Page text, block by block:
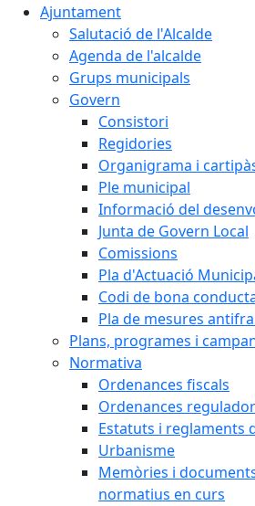
Ajuntament
Salutació de l'Alcalde
Agenda de l'alcalde
Grups municipals
Govern
Consistori
Regidories
Organigrama i
Ple municipal
Informació del
Junta de Govern Local
Comissions
Pla d'Actuació
Codi de bona
Pla de mesures
Plans, programes i
Normativa
Ordenances fiscals
Ordenances
Estatuts i reglaments
Urbanisme
Memòries i
normatius en curs